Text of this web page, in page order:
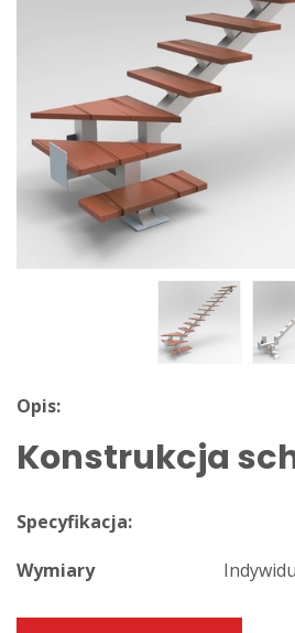
Opis:
Konstrukcja
Specyfikacja:
Wymiary